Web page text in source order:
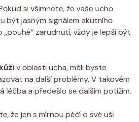
si všimnete, že⁢ vaše ucho
být jasným signálem akutního
​zarudnutí, vždy je lepší být
v oblasti ucha, měli byste
na další problémy. V takovém
a předešlo se dalším potížím.
že jen s mírnou‌ péčí o své ⁣uši